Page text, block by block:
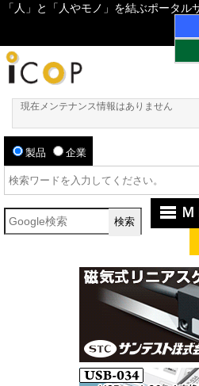
「人」と「人やモノ」を結ぶポータル
現在メンテナンス情報はありません
製品 企業